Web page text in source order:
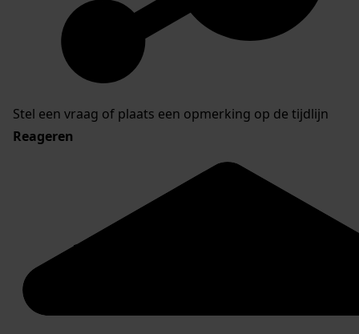
Stel een vraag of plaats een opmerking op de tijdlijn
Reageren